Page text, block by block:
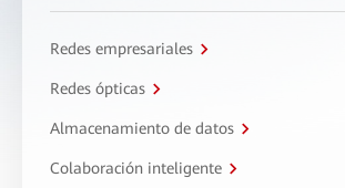
Redes empresariales
Redes ópticas
Almacenamiento de datos
Colaboración inteligente